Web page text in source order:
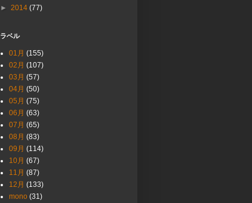
► 2014 (77)
ラベル
01月 (155)
02月 (107)
03月 (57)
04月 (50)
05月 (75)
06月 (63)
07月 (65)
08月 (83)
09月 (114)
10月 (67)
11月 (87)
12月 (133)
mono (31)